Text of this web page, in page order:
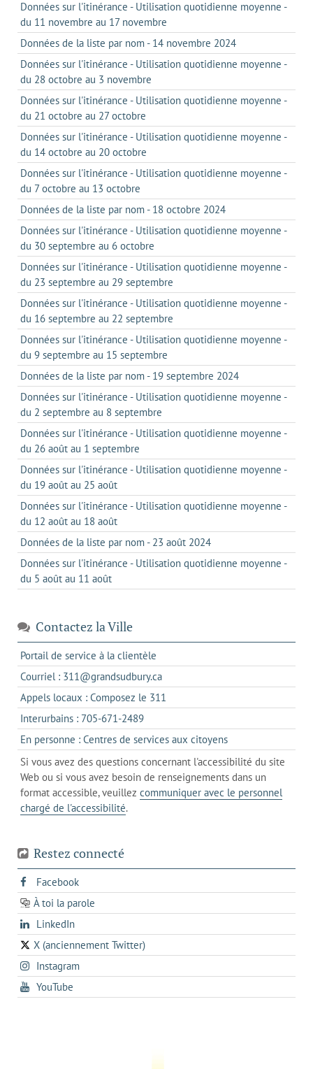
Données sur l'itinérance - Utilisation quotidienne moyenne -
du 11 novembre au 17 novembre
Données de la liste par nom - 14 novembre 2024
Données sur l'itinérance - Utilisation quotidienne moyenne -
du 28 octobre au 3 novembre
Données sur l'itinérance - Utilisation quotidienne moyenne -
du 21 octobre au 27 octobre
Données sur l'itinérance - Utilisation quotidienne moyenne -
du 14 octobre au 20 octobre
Données sur l'itinérance - Utilisation quotidienne moyenne -
du 7 octobre au 13 octobre
Données de la liste par nom - 18 octobre 2024
Données sur l'itinérance - Utilisation quotidienne moyenne -
du 30 septembre au 6 octobre
Données sur l'itinérance - Utilisation quotidienne moyenne -
du 23 septembre au 29 septembre
Données sur l'itinérance - Utilisation quotidienne moyenne -
du 16 septembre au 22 septembre
Données sur l'itinérance - Utilisation quotidienne moyenne -
du 9 septembre au 15 septembre
Données de la liste par nom - 19 septembre 2024
Données sur l'itinérance - Utilisation quotidienne moyenne -
du 2 septembre au 8 septembre
Données sur l'itinérance - Utilisation quotidienne moyenne -
du 26 août au 1 septembre
Données sur l'itinérance - Utilisation quotidienne moyenne -
du 19 août au 25 août
Données sur l'itinérance - Utilisation quotidienne moyenne -
du 12 août au 18 août
Données de la liste par nom - 23 août 2024
Données sur l'itinérance - Utilisation quotidienne moyenne -
du 5 août au 11 août
Contactez la Ville
Portail de service à la clientèle
dans
un
nouvel
Courriel : 311@grandsudbury.cas'ouvre
dans
votre
de
messagerie
Appels locaux : Composez le 311
dans
un
client
de
votre
téléphone
Interurbains : 705-671-2489s'ouvre
dans
un
client
de
votre
En personne : Centres de services aux citoyenss'ouvre
dans
l'onglet
actuel
Si vous avez des questions concernant l'accessibilité du site
Web ou si vous avez besoin de renseignements dans un
format accessible, veuillez communiquer avec le personnel
chargé de l'accessibilité.
Restez connecté
Facebooks'ouvre
dans
un
onglet
À toi la parole
opens
in
a
new
tab
LinkedInopens
in
a
new
X (anciennement Twitter)
s'ouvre
dans
un
nouvel
Instagrams'ouvre
dans
un
YouTube
dans